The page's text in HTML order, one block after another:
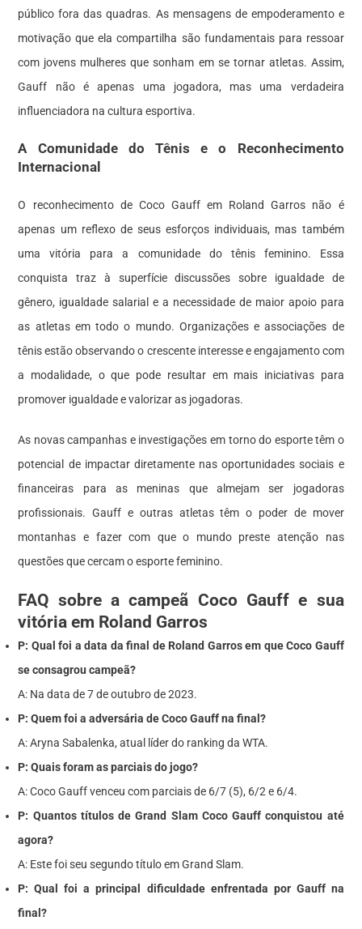
público fora das quadras. As mensagens de empoderamento e
motivação que ela compartilha são fundamentais para ressoar
com jovens mulheres que sonham em se tornar atletas. Assim,
Gauff não é apenas uma jogadora, mas uma verdadeira
influenciadora na cultura esportiva.
A Comunidade do Tênis e o Reconhecimento
Internacional
O reconhecimento de Coco Gauff em Roland Garros não é
apenas um reflexo de seus esforços individuais, mas também
uma vitória para a comunidade do tênis feminino. Essa
conquista traz à superfície discussões sobre igualdade de
gênero, igualdade salarial e a necessidade de maior apoio para
as atletas em todo o mundo. Organizações e associações de
tênis estão observando o crescente interesse e engajamento com
a modalidade, o que pode resultar em mais iniciativas para
promover igualdade e valorizar as jogadoras.
As novas campanhas e investigações em torno do esporte têm o
potencial de impactar diretamente nas oportunidades sociais e
financeiras para as meninas que almejam ser jogadoras
profissionais. Gauff e outras atletas têm o poder de mover
montanhas e fazer com que o mundo preste atenção nas
questões que cercam o esporte feminino.
FAQ sobre a campeã Coco Gauff e sua
vitória em Roland Garros
P: Qual foi a data da final de Roland Garros em que Coco Gauff
se consagrou campeã?
A: Na data de 7 de outubro de 2023.
P: Quem foi a adversária de Coco Gauff na final?
A: Aryna Sabalenka, atual líder do ranking da WTA.
P: Quais foram as parciais do jogo?
A: Coco Gauff venceu com parciais de 6/7 (5), 6/2 e 6/4.
P: Quantos títulos de Grand Slam Coco Gauff conquistou até
agora?
A: Este foi seu segundo título em Grand Slam.
P: Qual foi a principal dificuldade enfrentada por Gauff na
final?